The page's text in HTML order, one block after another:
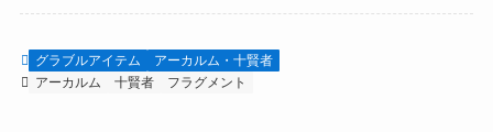
グラブルアイテム
アーカルム・十賢者
アーカルム
十賢者 フラグメント